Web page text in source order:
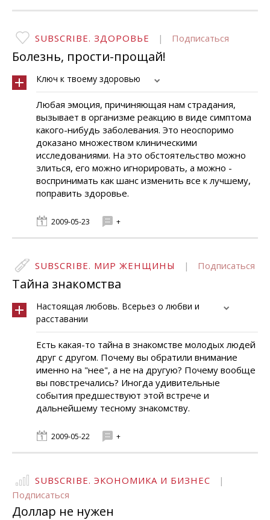
SUBSCRIBE. ЗДОРОВЬЕ | Подписаться
Болезнь, прости-прощай!
Ключ к твоему здоровью
Любая эмоция, причиняющая нам страдания,
вызывает в организме реакцию в виде симптома
какого-нибудь заболевания. Это неоспоримо
доказано множеством клиническими
исследованиями. На это обстоятельство можно
злиться, его можно игнорировать, а можно -
воспринимать как шанс изменить все к лучшему,
поправить здоровье.
2009-05-23 +
SUBSCRIBE. МИР ЖЕНЩИНЫ | Подписаться
Тайна знакомства
Настоящая любовь. Всерьез о любви и
расставании
Есть какая-то тайна в знакомстве молодых людей
друг с другом. Почему вы обратили внимание
именно на "нее", а не на другую? Почему вообще
вы повстречались? Иногда удивительные
события предшествуют этой встрече и
дальнейшему тесному знакомству.
2009-05-22 +
SUBSCRIBE. ЭКОНОМИКА И БИЗНЕС
|
Подписаться
Доллар не нужен